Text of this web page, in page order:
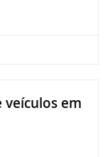
veículos em